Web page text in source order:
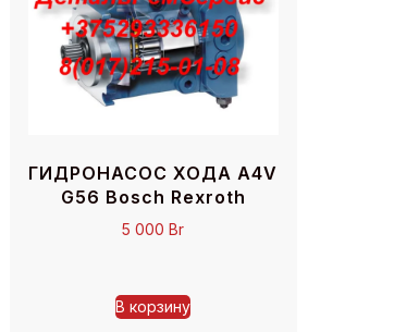
ГИДРОНАСОС ХОДА A4V
G56 Bosch Rexroth
5 000Br
В корзину